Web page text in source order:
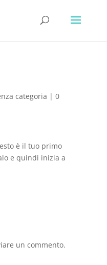
categoria | 0
è il tuo primo
e quindi inizia a
un commento.